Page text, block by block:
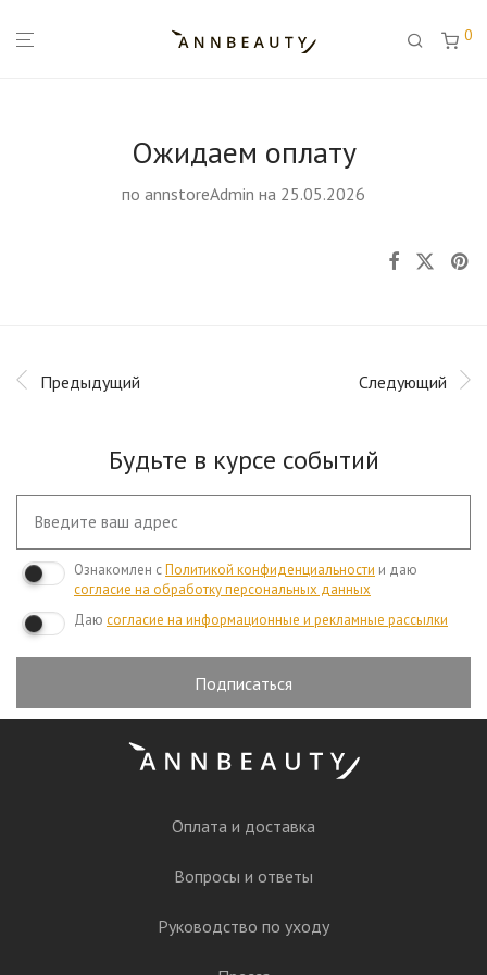
0
Ожидаем оплату
по annstoreAdmin на 25.05.2026
Предыдущий Следующий
Будьте в курсе событий
Ознакомлен сПолитикой конфиденциальности и даю
согласие на обработку персональных данных
Даю согласие на информационные и рекламные рассылки
Подписаться
Оплата и доставка
Вопросы и ответы
Руководство по уходу